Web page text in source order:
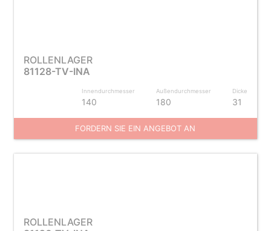
ROLLENLAGER
81128-TV-INA
Innendurchmesser
140
Außendurchmesser
180
Dicke
31
FORDERN SIE EIN ANGEBOT AN
ROLLENLAGER